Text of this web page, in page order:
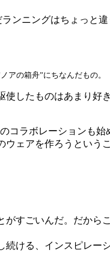
ンニングはちょっと
アの箱舟”にちなんだもの。
したものはあまり好
コラボレーションも始
ェアを作ろうという
すごいんだ。だから
ける、インスピレー